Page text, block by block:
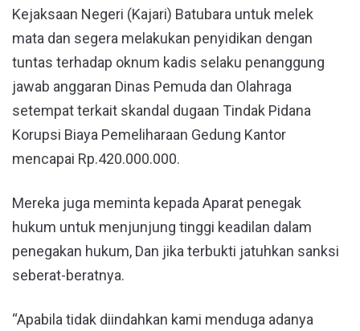
Kejaksaan Negeri (Kajari) Batubara untuk melek
mata dan segera melakukan penyidikan dengan
tuntas terhadap oknum kadis selaku penanggung
jawab anggaran Dinas Pemuda dan Olahraga
setempat terkait skandal dugaan Tindak Pidana
Korupsi Biaya Pemeliharaan Gedung Kantor
mencapai Rp.420.000.000.
Mereka juga meminta kepada Aparat penegak
hukum untuk menjunjung tinggi keadilan dalam
penegakan hukum, Dan jika terbukti jatuhkan sanksi
seberat-beratnya.
“Apabila tidak diindahkan kami menduga adanya